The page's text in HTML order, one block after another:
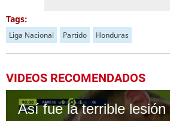
Tags:
Liga Nacional Partido Honduras
VIDEOS RECOMENDADOS